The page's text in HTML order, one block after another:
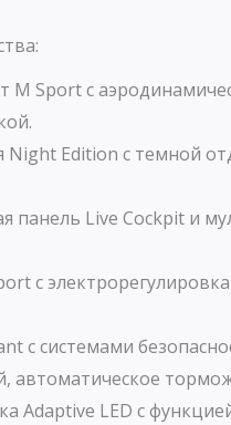
M Sport с
Night Edition с темной
панель Live Cockpit и
с
с системами
автоматическое
Adaptive LED с